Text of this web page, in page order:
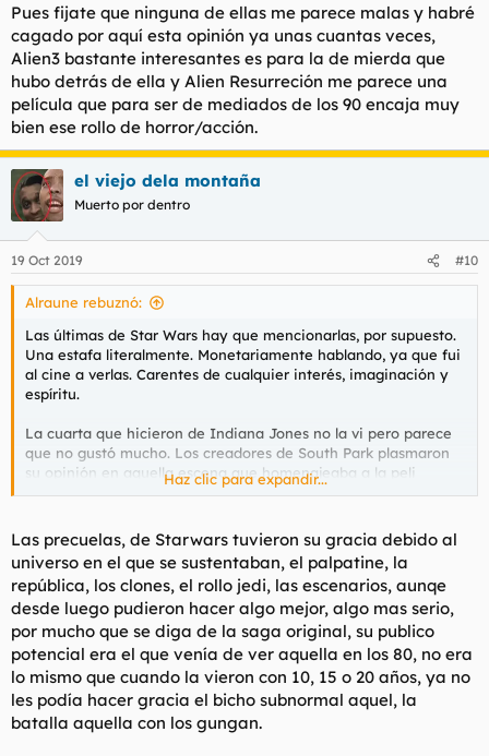
Pues fijate que ninguna de ellas me parece malas y habré
cagado por aquí esta opinión ya unas cuantas veces,
Alien3 bastante interesantes es para la de mierda que
hubo detrás de ella y Alien Resurreción me parece una
película que para ser de mediados de los 90 encaja muy
bien ese rollo de horror/acción.
el viejo dela montaña
Muerto por dentro
19 Oct 2019 #10
Alraune rebuznó:
Las últimas de Star Wars hay que mencionarlas, por supuesto.
Una estafa literalmente. Monetariamente hablando, ya que fui
al cine a verlas. Carentes de cualquier interés, imaginación y
espíritu.
La cuarta que hicieron de Indiana Jones no la vi pero parece
que no gustó mucho. Los creadores de South Park plasmaron
su opinión en aquella escena que homenajeaba a la peli
Deliverance. Ya sabeis cuál. Y si no lo sabéis, cuando pueda la
Haz clic para expandir...
Las precuelas, de Starwars tuvieron su gracia debido al
universo en el que se sustentaban, el palpatine, la
república, los clones, el rollo jedi, las escenarios, aunqe
desde luego pudieron hacer algo mejor, algo mas serio,
por mucho que se diga de la saga original, su publico
potencial era el que venía de ver aquella en los 80, no era
lo mismo que cuando la vieron con 10, 15 o 20 años, ya no
les podía hacer gracia el bicho subnormal aquel, la
batalla aquella con los gungan.